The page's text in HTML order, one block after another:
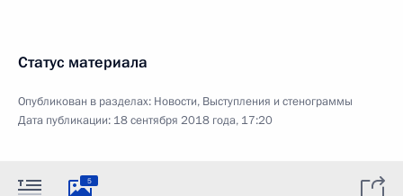
Статус материала
Опубликован в разделах: Новости, Выступления и стенограммы
Дата публикации: 18 сентября 2018 года, 17:20
5